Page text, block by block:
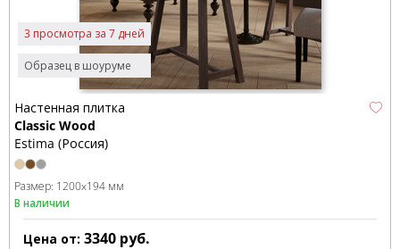
Образец в шоуруме
3 просмотра за 7 дней
Настенная плитка
Classic Wood
Estima (Россия)
Размер: 1200x194 мм
В наличии
Цена от: 3340 руб.